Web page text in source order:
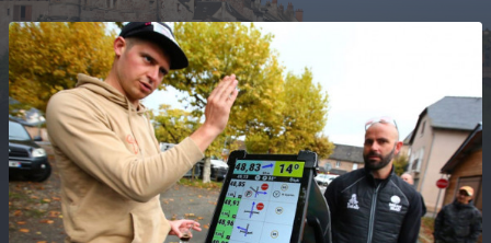
par trimestre)
Niveau 3 - Pratique régulière (A déjà participé à
des aventures)
Niveau 4 - Pratique intensive (Participe
régulièrement à des aventures)
Niveau 5 - Expert (Sans limite)
Réservé aux baroudeurs, la prise de
risque fait partie de l’aventure. Conscient des